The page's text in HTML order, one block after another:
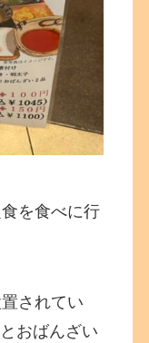
を食べに行
されてい
おばんざい